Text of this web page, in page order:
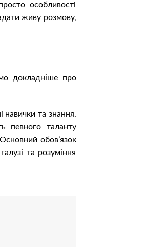
особливості
живу розмову,
докладніше про
навички та знання.
певного таланту
обов’язок
та розуміння